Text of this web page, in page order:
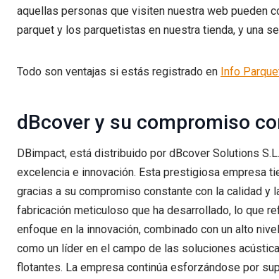
aquellas personas que visiten nuestra web pueden
parquet y los parquetistas en nuestra tienda, y una
Todo son ventajas si estás registrado en Info
dBcover y su compromiso
DBimpact, está distribuido por dBcover Solutions
excelencia e innovación. Esta prestigiosa empresa
gracias a su compromiso constante con la calidad y
fabricación meticuloso que ha desarrollado, lo que
enfoque en la innovación, combinado con un alto
como un líder en el campo de las soluciones
flotantes. La empresa continúa esforzándose por